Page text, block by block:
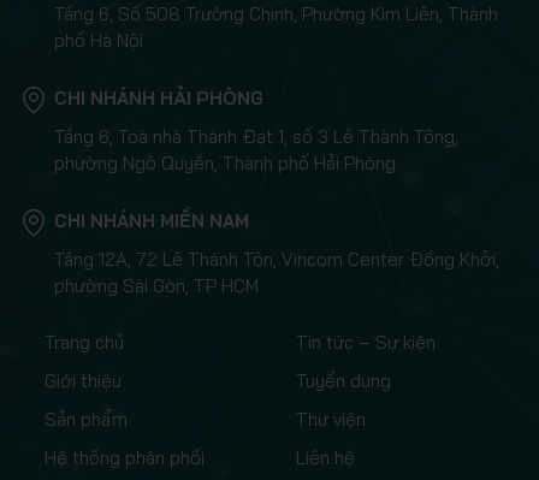
Tầng 6, Số 508 Trường Chinh, Phường Kim Liên, Thành
phố Hà Nội
CHI NHÁNH HẢI PHÒNG
Tầng 6, Toà nhà Thành Đạt 1, số 3 Lê Thành Tông,
phường Ngô Quyền, Thành phố Hải Phòng
CHI NHÁNH MIỀN NAM
Tầng 12A, 72 Lê Thánh Tôn, Vincom Center Đồng Khởi,
phường Sài Gòn, TP HCM
Trang chủ
Giới thiệu
Sản phẩm
Hệ thống phân phối
Tin tức – Sự kiện
Tuyển dụng
Thư viện
Liên hệ